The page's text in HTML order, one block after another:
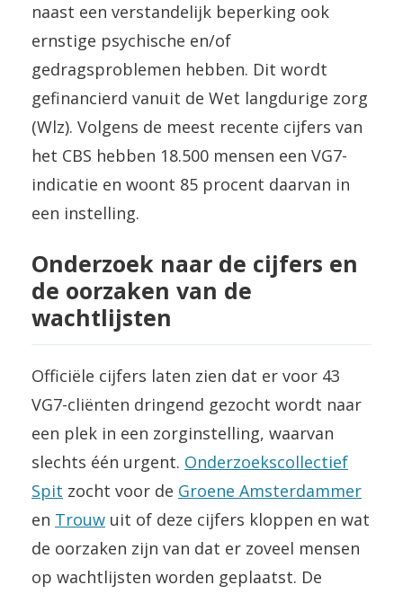
naast een verstandelijk beperking ook
ernstige psychische en/of
gedragsproblemen hebben. Dit wordt
gefinancierd vanuit de Wet langdurige zorg
(Wlz). Volgens de meest recente cijfers van
het CBS hebben 18.500 mensen een VG7-
indicatie en woont 85 procent daarvan in
een instelling.
Onderzoek naar de cijfers en
de oorzaken van de
wachtlijsten
Officiële cijfers laten zien dat er voor 43
VG7-cliënten dringend gezocht wordt naar
een plek in een zorginstelling, waarvan
slechts één urgent. Onderzoekscollectief
Spit zocht voor de Groene Amsterdammer
en Trouw uit of deze cijfers kloppen en wat
de oorzaken zijn van dat er zoveel mensen
op wachtlijsten worden geplaatst. De